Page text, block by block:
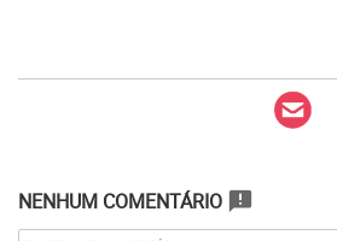
NENHUM COMENTÁRIO announcement